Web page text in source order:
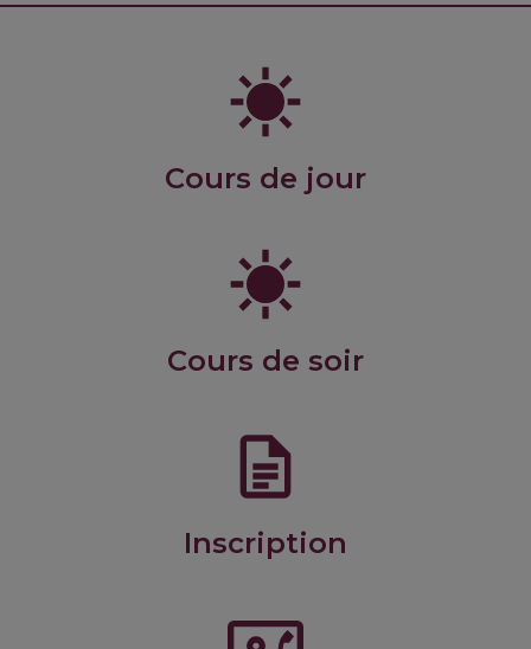
Cocktails1 2627 MaS
BBBC1_21MaS_CuisineFamille
Cours de jour
Cours de soir
Inscription